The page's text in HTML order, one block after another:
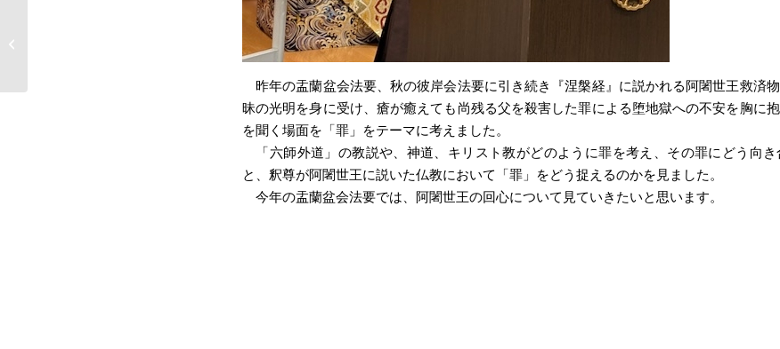
昨年の盂蘭盆会法要、秋の彼岸会法要に引き続き『涅槃経』に説かれる阿闍世王救済
昧の光明を身に受け、瘡が癒えても尚残る父を殺害した罪による堕地獄への不安を胸に
を聞く場面を「罪」をテーマに考えました。
「六師外道」の教説や、神道、キリスト教がどのように罪を考え、その罪にどう向
と、釈尊が阿闍世王に説いた仏教において「罪」をどう捉えるのかを見ました。
今年の盂蘭盆会法要では、阿闍世王の回心について見ていきたいと思います。